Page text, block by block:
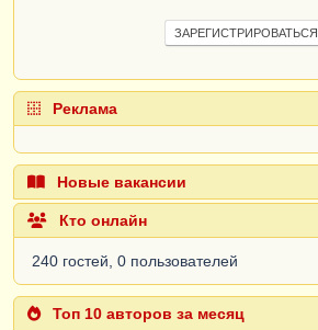
ЗАРЕГИСТРИРОВАТЬСЯ
Реклама
Новые вакансии
Кто онлайн
240 гостей, 0 пользователей
Топ 10 авторов за месяц